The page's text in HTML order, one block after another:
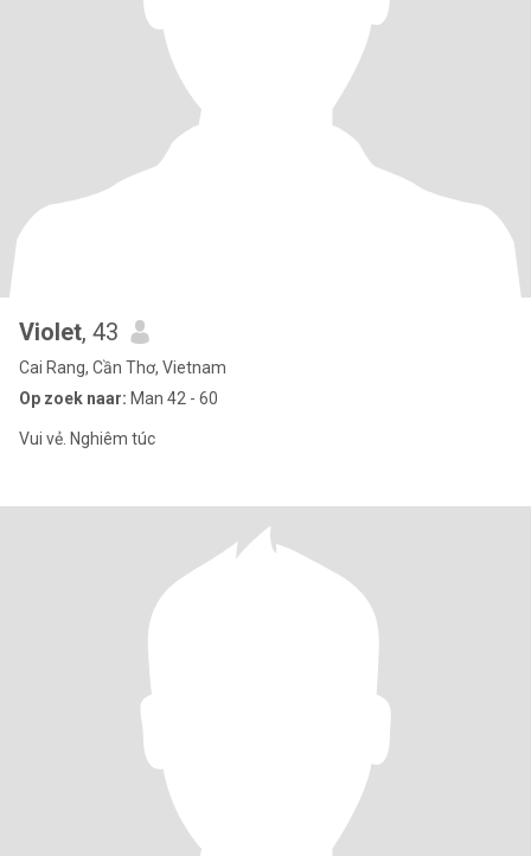
Violet, 43
Cai Rang, Cần Thơ, Vietnam
Op zoek naar: Man 42 - 60
Vui vẻ. Nghiêm túc